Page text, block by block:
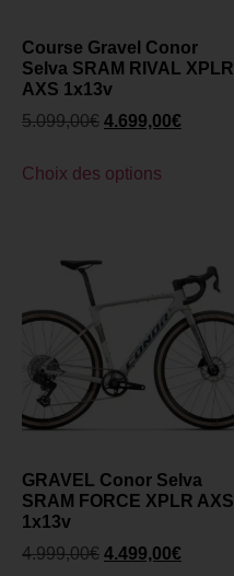
Course Gravel Conor
Selva SRAM RIVAL XPLR
AXS 1x13v
5.099,00€ 4.699,00€
Choix des options
GRAVEL Conor Selva
SRAM FORCE XPLR AXS
1x13v
4.999,00€ 4.499,00€